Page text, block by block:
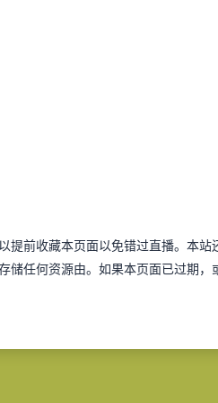
提前收藏本页面以免错过直播。本站
储任何资源由。如果本页面已过期，